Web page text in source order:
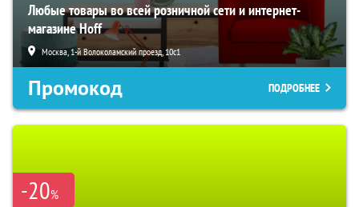
Любые товары во всей розничной сети и интернет-
магазине Hoff
Москва, 1-й Волоколамский проезд, 10с1
Промокод ПОДРОБНЕЕ
-20%